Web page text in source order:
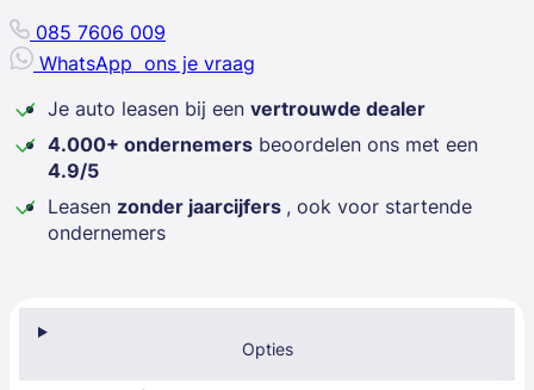
Algemeen
Technische gegevens
Opties
085 7606 009
WhatsApp ons je vraag
Je auto leasen bij een vertrouwde dealer
4.000+ ondernemers beoordelen ons met een
4.9/5
Leasen zonder jaarcijfers , ook voor startende
ondernemers